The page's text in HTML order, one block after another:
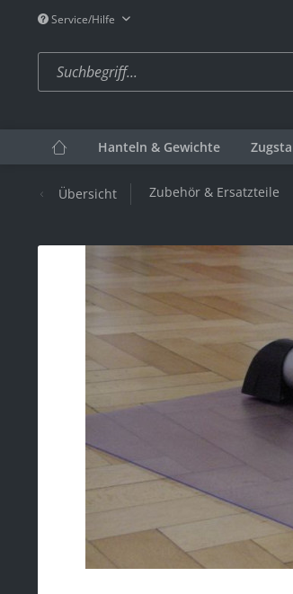
Service/Hilfe
Hanteln & Gewichte
Übersicht Zubehör & Ersatzteile